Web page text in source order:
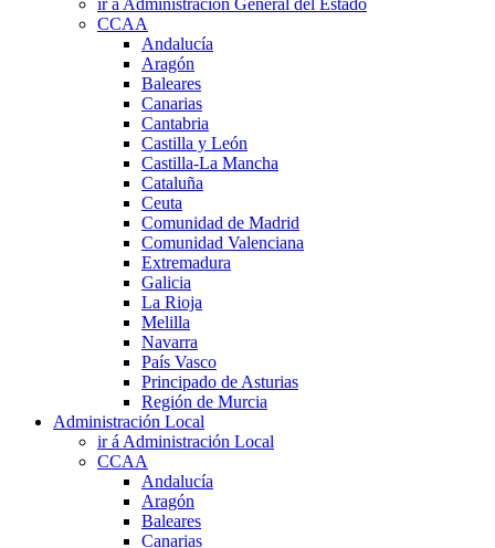
CCAA
Andalucía
Aragón
Baleares
Canarias
Cantabria
Castilla y León
Castilla-La Mancha
Cataluña
Ceuta
Comunidad de Madrid
Comunidad Valenciana
Extremadura
Galicia
La Rioja
Melilla
Navarra
País Vasco
Principado de Asturias
Región de Murcia
Administración Local
ir á Administración Local
CCAA
Andalucía
Aragón
Baleares
Canarias